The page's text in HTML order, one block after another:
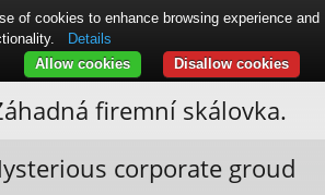
firemní skálovka.
corporate groud
of cookies to enhance browsing experience and
Details
Disallow cookies
Allow cookies